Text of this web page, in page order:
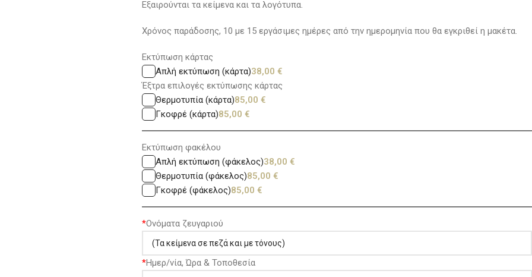
Εξαιρούνται τα κείμενα και τα λογότυπα.
Χρόνος παράδοσης, 10 με 15 εργάσιμες ημέρες από την ημερομηνία που θα εγκριθεί η μακέτα.
Εκτύπωση κάρτας
Απλή εκτύπωση (κάρτα)38,00 €
Έξτρα επιλογές εκτύπωσης κάρτας
Θερμοτυπία (κάρτα)85,00 €
Γκοφρέ (κάρτα)85,00 €
Εκτύπωση φακέλου
Απλή εκτύπωση (φάκελος)38,00 €
Θερμοτυπία (φάκελος)85,00 €
Γκοφρέ (φάκελος)85,00 €
*Ονόματα ζευγαριού
*Ημερ/νία, Ώρα & Τοποθεσία